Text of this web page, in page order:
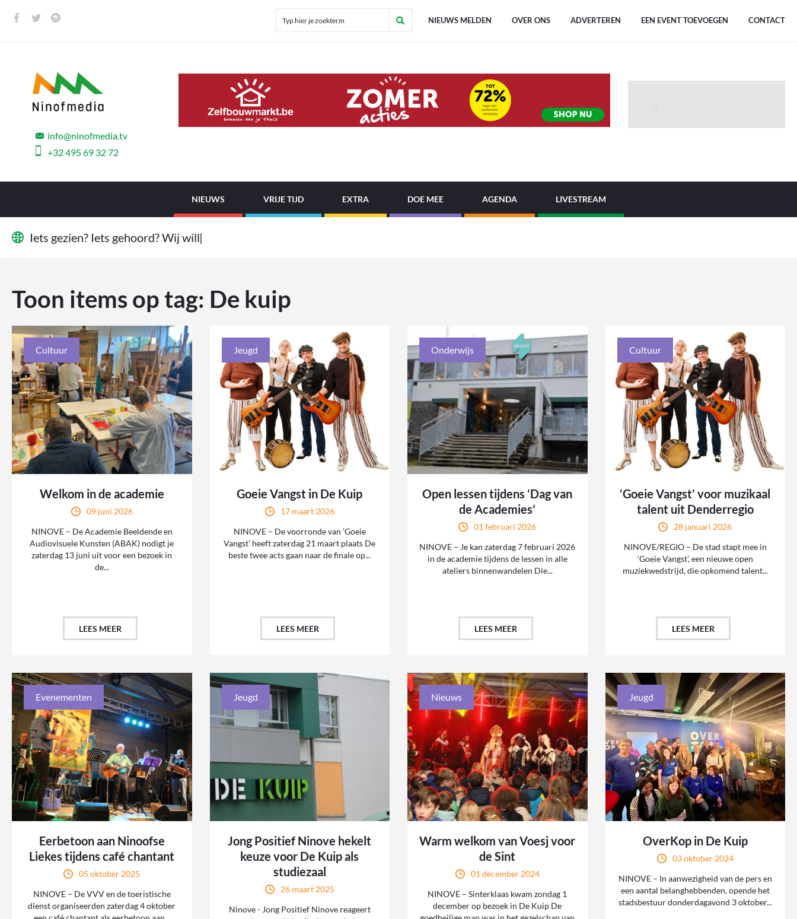
NIEUWS MELDEN OVER ONS ADVERTEREN EEN EVENT TOEVOEGEN CONTACT
info@ninofmedia.tv
+32 495 69 32 72
NIEUWS VRIJE TIJD EXTRA DOE MEE AGENDA LIVESTREAM
Iets gezien? Iets gehoord?Wij wille
Toon items op tag: De kuip
Cultuur
Welkom in de academie
09 juni 2026
NINOVE – De Academie Beeldende en
Audiovisuele Kunsten (ABAK) nodigt je
zaterdag 13 juni uit voor een bezoek in
de...
LEES MEER
Jeugd
Goeie Vangst in De Kuip
17 maart 2026
NINOVE – De voorronde van ‘Goeie
Vangst’ heeft zaterdag 21 maart plaats De
beste twee acts gaan naar de finale op...
LEES MEER
Onderwijs
Open lessen tijdens ‘Dag van
de Academies’
01 februari 2026
NINOVE – Je kan zaterdag 7 februari 2026
in de academie tijdens de lessen in alle
ateliers binnenwandelen Die...
LEES MEER
Cultuur
‘Goeie Vangst’ voor muzikaal
talent uit Denderregio
28 januari 2026
NINOVE/REGIO – De stad stapt mee in
‘Goeie Vangst’, een nieuwe open
muziekwedstrijd, die opkomend talent...
LEES MEER
Evenementen
Eerbetoon aan Ninoofse
Liekes tijdens café chantant
05 oktober 2025
NINOVE – De VVV en de toeristische
dienst organiseerden zaterdag 4 oktober
Jeugd
Jong Positief Ninove hekelt
keuze voor De Kuip als
studiezaal
26 maart 2025
Ninove - Jong Positief Ninove reageert
Nieuws
Warm welkom van Voesj voor
de Sint
01 december 2024
NINOVE – Sinterklaas kwam zondag 1
december op bezoek in De Kuip De
Jeugd
OverKop in De Kuip
03 oktober 2024
NINOVE – In aanwezigheid van de pers en
een aantal belanghebbenden, opende het
stadsbestuur donderdagavond 3 oktober...